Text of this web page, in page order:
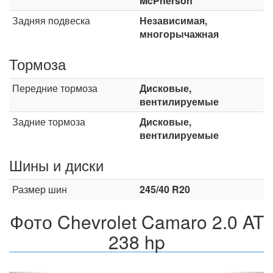
Задняя подвеска
Независимая,
многорычажная
Тормоза
Передние тормоза
Дисковые,
вентилируемые
Задние тормоза
Дисковые,
вентилируемые
Шины и диски
Размер шин 245/40 R20
Фото Chevrolet Camaro 2.0 AT
238 hp